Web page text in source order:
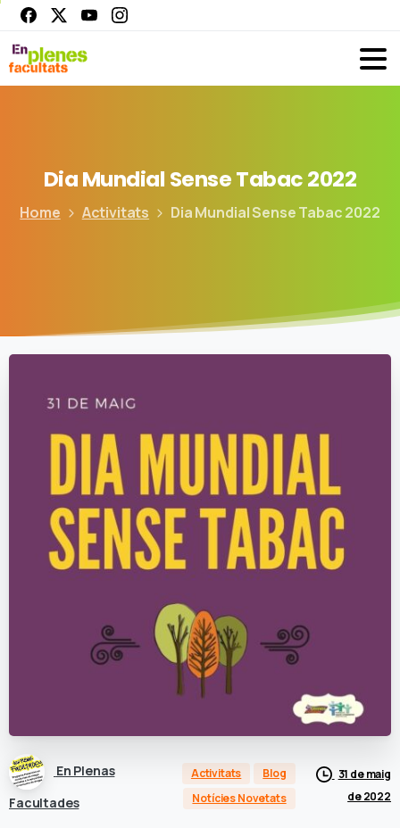
DiaMundial SenseTabac2022
Home Activitats Dia Mundial Sense Tabac 2022
En Plenas
Facultades
Activitats
Blog
Notícies Novetats
31 de maig
de 2022